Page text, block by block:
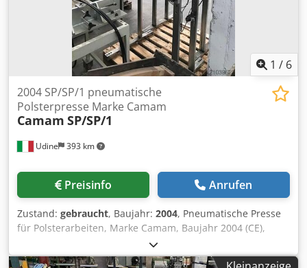
1 / 6
Udine 393 km
2004 SP/SP/1 pneumatische
Polsterpresse Marke Camam
Camam SP/SP/1
Preisinfo Anrufen
Zustand: gebraucht, Baujahr: 2004, Pneumatische Presse
für Polsterarbeiten, Marke Camam, Baujahr 2004 (CE),
gebraucht. Abmessungen und Gewicht: 90*60*H 200 cm.
Gewicht: 200 kg (1 Stück). Crsdpfjyccuhex Afpjf